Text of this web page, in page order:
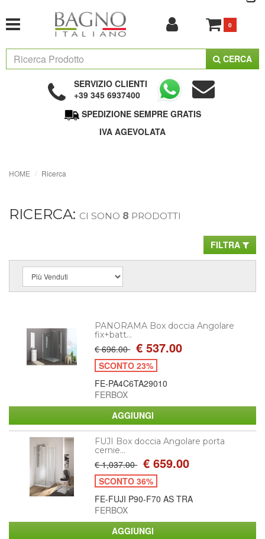
0
CERCA
SERVIZIO CLIENTI
+39 345 6937400
SPEDIZIONE SEMPRE GRATIS
IVA AGEVOLATA
HOME Ricerca
RICERCA: CI SONO 8 PRODOTTI
FILTRA
PANORAMA Box doccia Angolare
fix+batt...
€ 696.00 € 537.00
SCONTO 23%
FE-PA4C6TA29010
FERBOX
FUJI Box doccia Angolare porta
cernie...
€ 1,037.00 € 659.00
SCONTO 36%
FE-FUJI P90-F70 AS TRA
FERBOX